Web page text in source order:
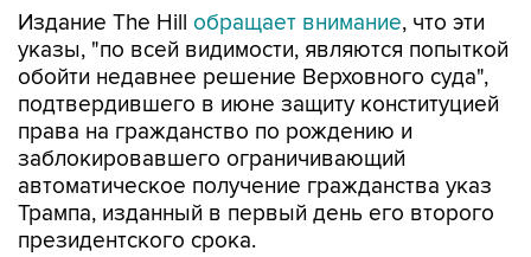
Издание The Hill обращает внимание, что эти
указы, "по всей видимости, являются попыткой
обойти недавнее решение Верховного суда",
подтвердившего в июне защиту конституцией
права на гражданство по рождению и
заблокировавшего ограничивающий
автоматическое получение гражданства указ
Трампа, изданный в первый день его второго
президентского срока.